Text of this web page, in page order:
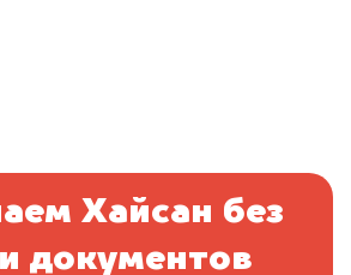
Хайсан без
документов